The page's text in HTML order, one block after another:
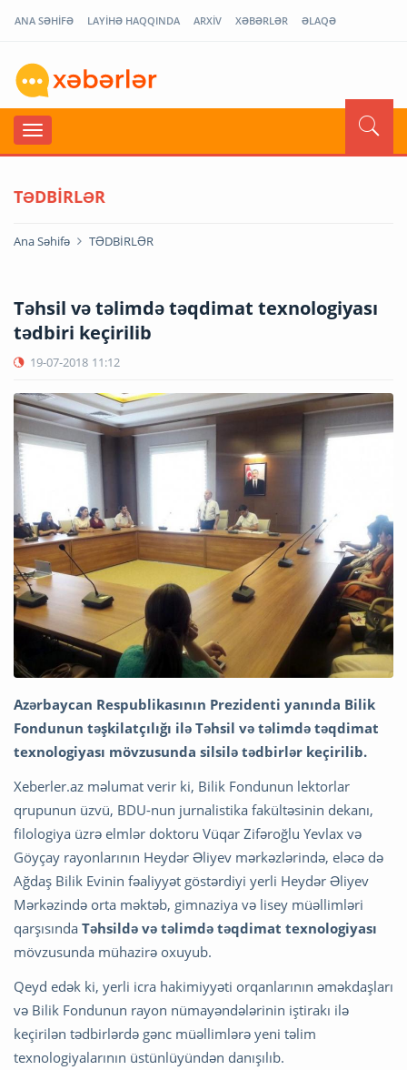
ANA SƏHİFƏ LAYİHƏ HAQQINDA ARXİV XƏBƏRLƏR ƏLAQƏ
TƏDBİRLƏR
Ana Səhifə TƏDBİRLƏR
Təhsil və təlimdə təqdimat texnologiyası
tədbiri keçirilib
19-07-2018 11:12
Azərbaycan Respublikasının Prezidenti yanında Bilik
Fondunun təşkilatçılığı ilə Təhsil və təlimdə təqdimat
texnologiyası mövzusunda silsilə tədbirlər keçirilib.
Xeberler.az məlumat verir ki, Bilik Fondunun lektorlar
qrupunun üzvü, BDU-nun jurnalistika fakültəsinin dekanı,
filologiya üzrə elmlər doktoru Vüqar Zifəroğlu Yevlax və
Göyçay rayonlarının Heydər Əliyev mərkəzlərində, eləcə də
Ağdaş Bilik Evinin fəaliyyət göstərdiyi yerli Heydər Əliyev
Mərkəzində orta məktəb, gimnaziya və lisey müəllimləri
qarşısında Təhsildə və təlimdə təqdimat texnologiyası
mövzusunda mühazirə oxuyub.
Qeyd edək ki, yerli icra hakimiyyəti orqanlarının əməkdaşları
və Bilik Fondunun rayon nümayəndələrinin iştirakı ilə
keçirilən tədbirlərdə gənc müəllimlərə yeni təlim
texnologiyalarının üstünlüyündən danışılıb.